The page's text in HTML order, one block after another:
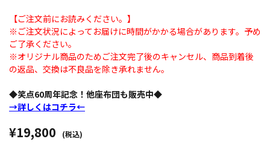
【ご注文前にお読みください。】
※ご注文状況によってお届けに時間がかかる場合があります。予め
ご了承ください。
※オリジナル商品のためご注文完了後のキャンセル、商品到着後
の返品、交換は不良品を除き承れません。
◆笑点60周年記念！他座布団も販売中◆
→詳しくはコチラ←
¥19,800 (税込)